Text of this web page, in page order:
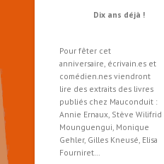
Dix ans déjà !
Pour fêter cet
anniversaire, écrivain.es et
comédien.nes viendront
lire des extraits des livres
publiés chez Mauconduit :
Annie Ernaux, Stève Wilifrid
Mounguengui, Monique
Gehler, Gilles Kneusé, Elisa
Fourniret…